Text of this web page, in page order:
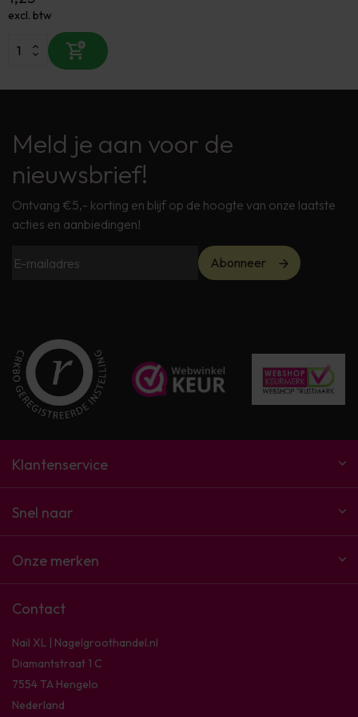
excl. btw
Meld je aan voor de
nieuwsbrief!
Ontvang €5,- korting en blijf op de hoogte van onze laatste
acties en aanbiedingen!
Abonneer
Klantenservice
Snel naar
Onze merken
Contact
Nail XL | Nagelgroothandel.nl
Diamantstraat 1 C
7554 TA Hengelo
Nederland